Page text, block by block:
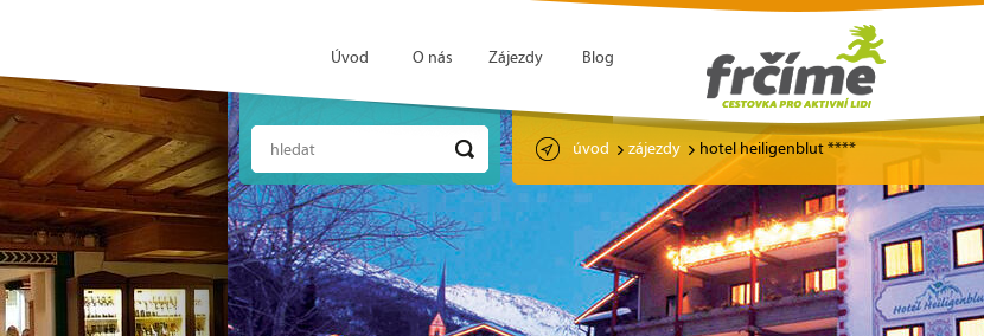
Úvod O nás Zájezdy Blog
hledat úvod zájezdy hotel heiligenblut ****